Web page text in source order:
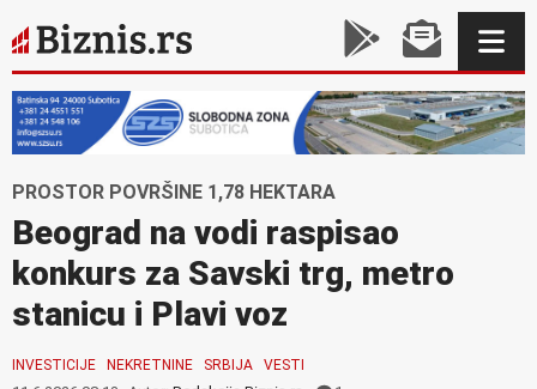
PROSTOR POVRŠINE 1,78 HEKTARA
Beograd na vodi raspisao
konkurs za Savski trg, metro
stanicu i Plavi voz
INVESTICIJE NEKRETNINE SRBIJA VESTI